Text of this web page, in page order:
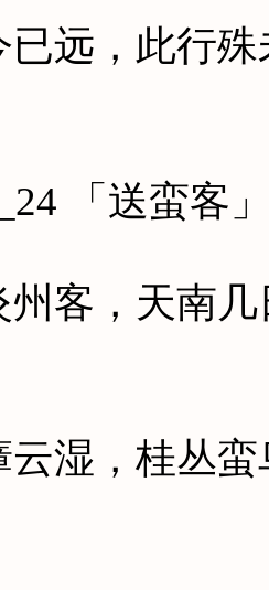
，此行殊
「送蛮客
，天南几
，桂丛蛮